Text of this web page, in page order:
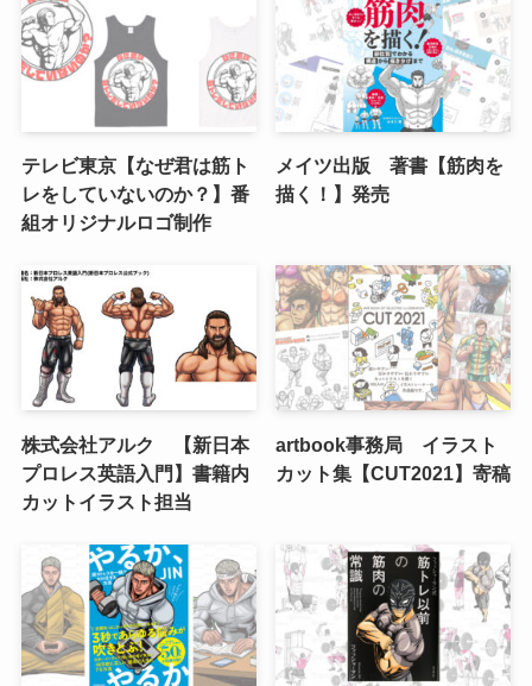
テレビ東京【なぜ君は筋ト
レをしていないのか？】番
組オリジナルロゴ制作
メイツ出版 著書【筋肉を
描く！】発売
株式会社アルク 【新日本
プロレス英語入門】書籍内
カットイラスト担当
artbook事務局 イラスト
カット集【CUT2021】寄稿